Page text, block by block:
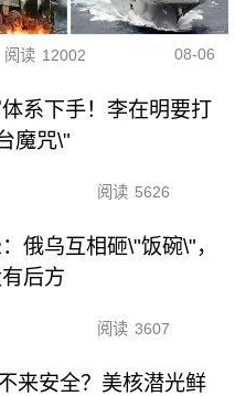
阅读 12002 08-06
系下手！李在明要打
魔咒\"
阅读 5626
俄乌互相砸\"饭碗\"，
后方
阅读 3607
来安全？美核潜光鲜